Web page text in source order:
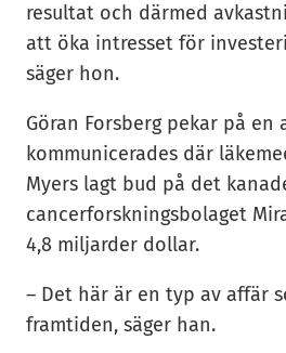
resultat och därmed
att öka intresset för
säger hon.
Göran Forsberg pekar på en
kommunicerades där
Myers lagt bud på det
cancerforskningsbolaget
4,8 miljarder dollar.
– Det här är en typ av affär
framtiden, säger han.